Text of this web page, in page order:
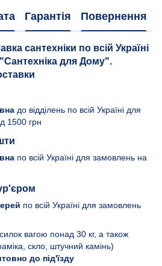
Гарантія Повернення
до відділень по всій Україні для
1500 грн
по всій Україні для замовлень на
по всій Україні для замовлень
вагою понад 30 кг, а також
скло, штучний камінь)
до під'їзду